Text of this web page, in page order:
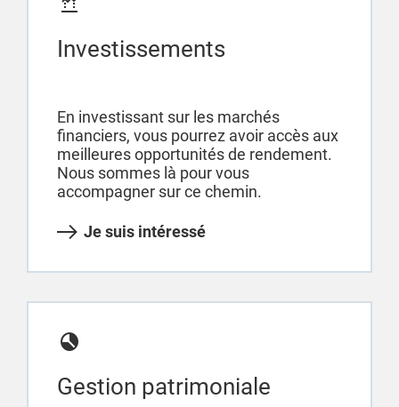
Investissements
En investissant sur les marchés
financiers, vous pourrez avoir accès aux
meilleures opportunités de rendement.
Nous sommes là pour vous
accompagner sur ce chemin.
Je suis intéressé
Gestion patrimoniale